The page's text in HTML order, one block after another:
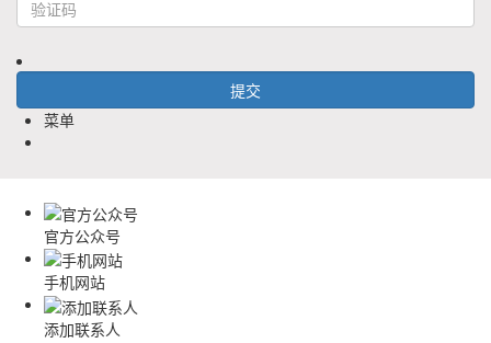
菜单
官方公众号
手机网站
添加联系人